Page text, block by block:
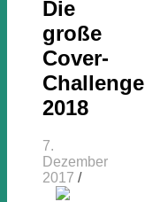
Die
große
Cover-
Challenge
2018
7.
Dezember
2017 /